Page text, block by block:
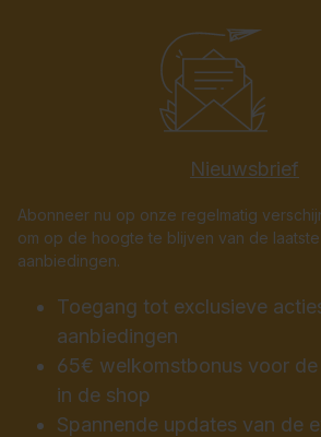
Nieuwsbrief
Abonneer nu op onze regelmatig
om op de hoogte te blijven van de
aanbiedingen.
Toegang tot exclusieve
aanbiedingen
65€ welkomstbonus voor
in de shop
Spannende updates van de